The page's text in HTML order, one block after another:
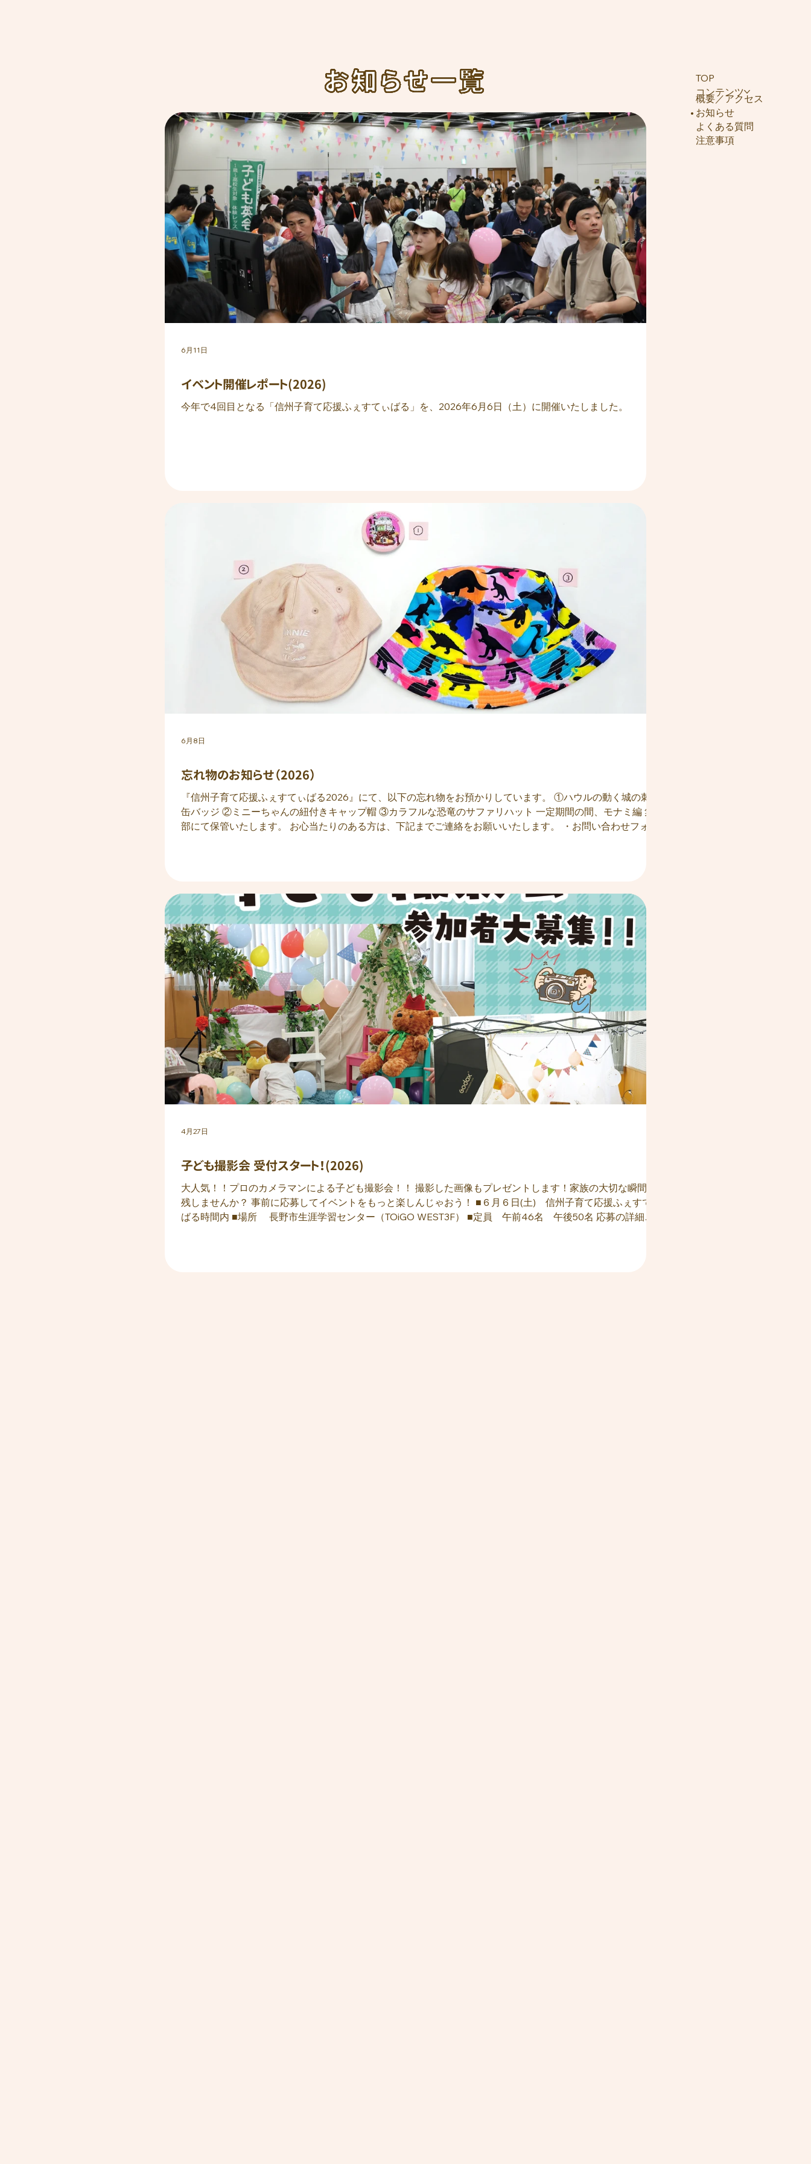
TOP
コンテンツ
概要／アクセス
お知らせ
よくある質問
注意事項
お知らせ一覧
イベント開催レポート(2026)
今年で4回目となる「信州子育て応援ふぇすてぃばる」を、2026年6月6日（土）に開催いたしました。
6月11日
忘れ物のお知らせ（2026）
『信州子育て応援ふぇすてぃばる2026』にて、以下の忘れ物をお預かりしています。 ①ハウルの動く城の刺繍
缶バッジ ②ミニーちゃんの紐付きキャップ帽 ③カラフルな恐竜のサファリハット 一定期間の間、モナミ編 集
部にて保管いたします。 お心当たりのある方は、下記までご連絡をお願いいたします。 ・お問い合わせフォー
6月8日
子ども撮影会 受付スタート！(2026)
大人気！！プロのカメラマンによる子ども撮影会！！ 撮影した画像もプレゼントします！家族の大切な瞬間を
残しませんか？ 事前に応募してイベントをもっと楽しんじゃおう！ ■６月６日(土) 信州子育て応援ふぇすてぃ
ばる時間内 ■場所 長野市生涯学習センター（TOiGO WEST3F） ■定員 午前46名 午後50名 応募の詳細は
4月27日